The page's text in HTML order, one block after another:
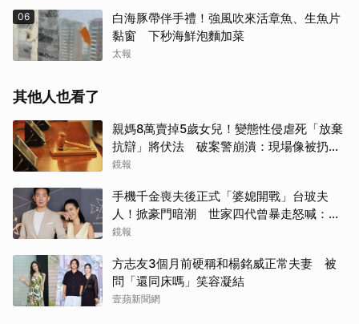
06
白海豚帶伴手禮！強風吹來活章魚、生魚片
黏窗 下秒海鮮泡麵加菜
太報
其他人也看了
親媽8萬賣掉5歲女兒！變態性侵虐死「放棄
抗辯」將伏法 破案警崩潰：現場像被扔掉
的洋娃娃
鏡報
手機千金喪夫後正式「婆媳開戰」台玻夫
人！掀豪門暗潮 世家四代曾暴走怒喊：我
只是一個年輕人
鏡報
方志友3個月前硬稱和楊銘威正常夫妻 被
問「還同床嗎」笑容凝結
壹蘋新聞網